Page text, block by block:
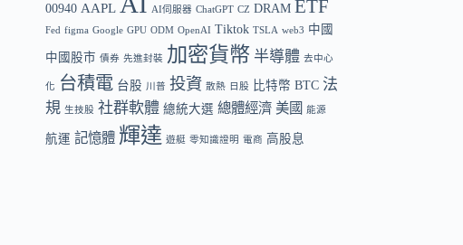
00940 AAPL AI伺服器 ChatGPT CZ DRAM ETF
Fed figma Google GPU ODM OpenAI Tiktok TSLA web3 中國
中國股市 債券 先進封裝 加密貨幣 半導體 去中心
化 台積電 台股 川普 投資 散熱 日股 比特幣 BTC 法
規 生技股 社群軟體 總統大選 總體經濟 美國 能源
航運 記憶體 輝達 遊艇 零知識證明 電商 高股息